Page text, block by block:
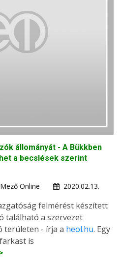
állományát - A Bükkben
a becslések szerint
Online
2020.02.13.
felmérést készített
található a szervezet
területen - írja a heol.hu. Egy
is